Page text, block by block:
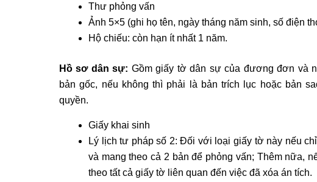
Thư phỏng vấn
Ảnh 5×5 (ghi họ tên, ngày tháng năm sinh, số điện
Hộ chiếu: còn hạn ít nhất 1 năm.
Hồ sơ dân sự: Gồm giấy tờ dân sự của đương đơn và
bản gốc, nếu không thì phải là bản trích lục hoặc bản
quyền.
Giấy khai sinh
Lý lịch tư pháp số 2: Đối với loại giấy tờ này nếu
và mang theo cả 2 bản để phỏng vấn; Thêm nữa,
theo tất cả giấy tờ liên quan đến việc đã xóa án tích.